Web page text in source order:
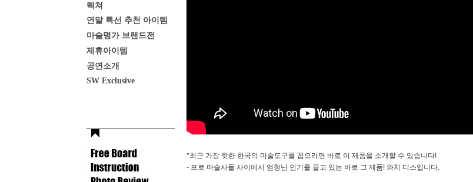
렉쳐
연말 특선 추천 아이템
마술명가 브랜드전
제휴아이템
공연소개
SW Exclusive
*최근 가장 핫한 한국의 마술도구를 꼽으라면 바로 이 제품을 소개할 수 있습니다!
- 프로 마술사들 사이에서 엄청난 인기를 끌고 있는 바로 그 제품! 와치 디스입니다.